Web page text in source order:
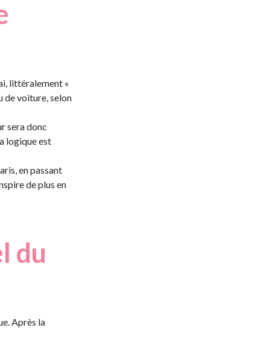
littéralement «
de voiture, selon
sera donc
logique est
en passant
de plus en
du
Après la